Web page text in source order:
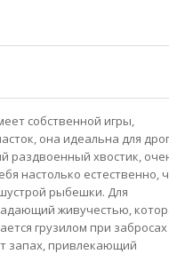
собственной игры,
она идеальна для
раздвоенный хвостик,
настолько естественно,
рыбешки. Для
живучестью,
грузилом при забросах
запах, привлекающий